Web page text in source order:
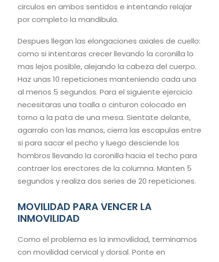
circulos en ambos sentidos e intentando relajar
por completo la mandibula.
Despues llegan las elongaciones axiales de cuello:
como si intentaras crecer llevando la coronilla lo
mas lejos posible, alejando la cabeza del cuerpo.
Haz unas 10 repeticiones manteniendo cada una
al menos 5 segundos. Para el siguiente ejercicio
necesitaras una toalla o cinturon colocado en
torno a la pata de una mesa. Sientate delante,
agarralo con las manos, cierra las escapulas entre
si para sacar el pecho y luego desciende los
hombros llevando la coronilla hacia el techo para
contraer los erectores de la columna. Manten 5
segundos y realiza dos series de 20 repeticiones.
MOVILIDAD PARA VENCER LA
INMOVILIDAD
Como el problema es la inmovilidad, terminamos
con movilidad cervical y dorsal. Ponte en